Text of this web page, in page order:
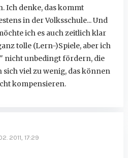
Ich denke, das kommt
in der Volksschule... Und
ich es auch zeitlich klar
tolle (Lern-)Spiele, aber ich
nicht unbedingt fördern, die
sich viel zu wenig, das können
kompensieren.
2011, 17:29